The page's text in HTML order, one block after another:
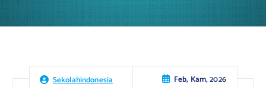
Sekolahindonesia Feb, Kam, 2026